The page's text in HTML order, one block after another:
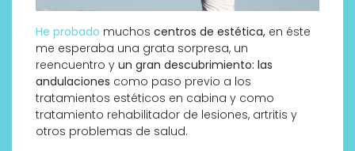
He probado muchos centros de estética, en éste
me esperaba una grata sorpresa, un
reencuentro y un gran descubrimiento: las
andulaciones como paso previo a los
tratamientos estéticos en cabina y como
tratamiento rehabilitador de lesiones, artritis y
otros problemas de salud.